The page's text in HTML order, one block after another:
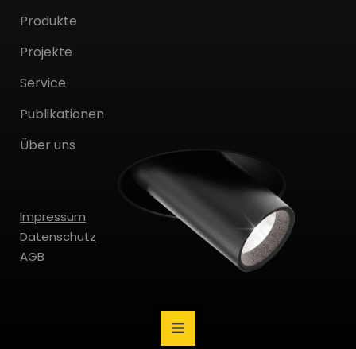
Produkte
Projekte
Service
Publikationen
Über uns
Impressum
Datenschutz
AGB